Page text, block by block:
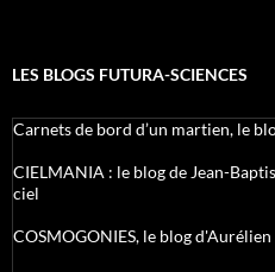
LES BLOGS FUTURA-SCIENCES
Carnets de bord d’un martien, le
CIELMANIA : le blog de Jean-
ciel
COSMOGONIES, le blog